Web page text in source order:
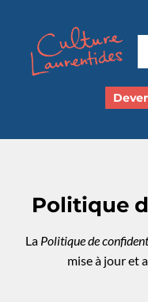
Politique
La Politique de
mise à jour et